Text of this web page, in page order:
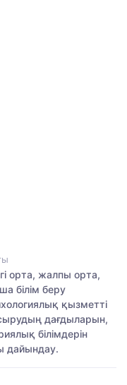
орта, жалпы орта,
білім беру
қызметті
дағдыларын,
білімдерін
дайындау.